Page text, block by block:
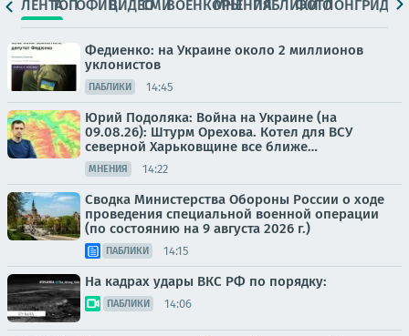
ЛЕНТАТОПОФИЦ.ВИДЕОСМИВОЕНКОРЫМНЕНИЯПАБЛИКИ
ФОТОЛОНГРИДЫ
Федиенко: на Украине около 2 миллионов
уклонистов
ПАБЛИКИ 14:45
Юрий Подоляка: Война на Украине (на
09.08.26): Штурм Орехова. Котел для ВСУ
северной Харьковщине все ближе…
МНЕНИЯ 14:22
Сводка Министерства Обороны России о ходе
проведения специальной военной операции
(по состоянию на 9 августа 2026 г.)
ПАБЛИКИ 14:15
На кадрах удары ВКС РФ по порядку:
ПАБЛИКИ 14:06